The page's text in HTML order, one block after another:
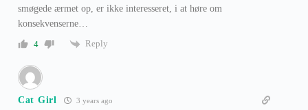
smøgede ærmet op, er ikke interesseret, i at høre om
konsekvenserne…
4
Reply
Cat Girl 3 years ago